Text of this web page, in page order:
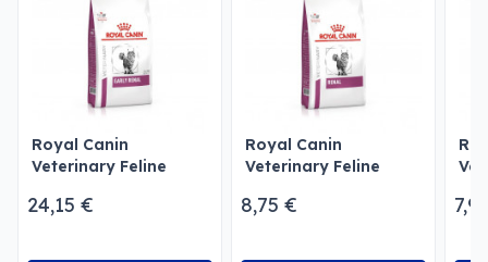
Royal Canin
Veterinary Feline
para Gatos
24,15 €
Royal Canin
Veterinary Feline
8,75 €